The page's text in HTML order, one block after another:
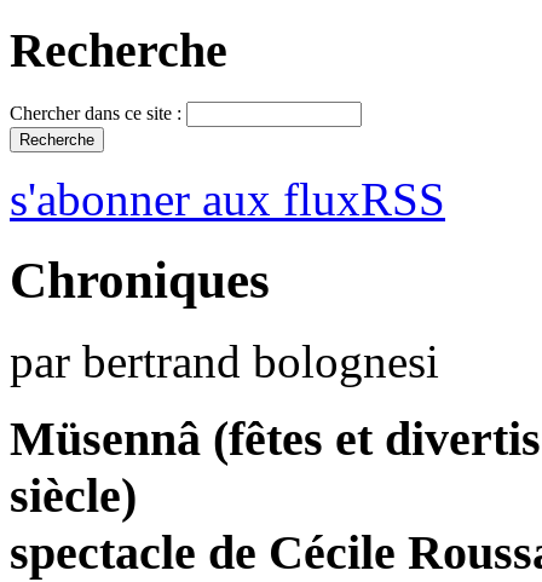
Recherche
Chercher dans ce site :
s'abonner aux fluxRSS
Chroniques
par bertrand bolognesi
Müsennâ (fêtes et
siècle)
spectacle de Cécile